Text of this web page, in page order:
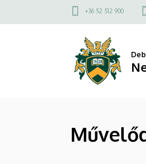
Tanulmányok
a
Felső
menü
+36 52 512 900